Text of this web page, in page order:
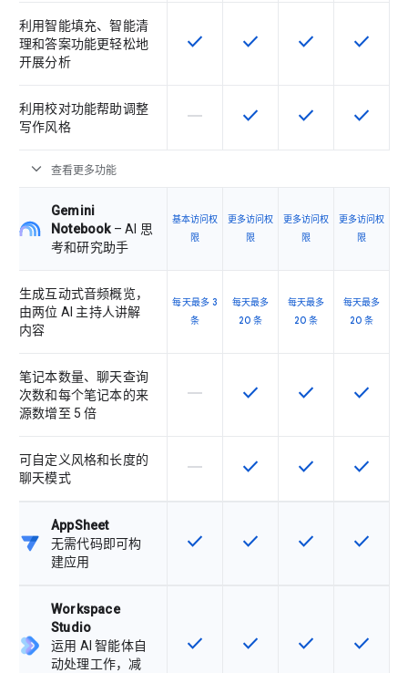
利用智能填充、智能清
理和答案功能更轻松地
开展分析
该 SKU 提供此功能
check 该 SKU 提供此功能
check 该 SKU 提供此功
check 该 SKU
check
利用校对功能帮助调整
写作风格
该 SKU 不支持此功能
horizontal_rule 该 SKU 提供此功能
check 该 SKU 提供此功
check 该 SKU
check
expand_more 查看更多功能
Gemini
Notebook– AI 思
考和研究助手
基本访问权
限
更多访问权
限
更多访问权
限
更多访问权
限
生成互动式音频概览，
由两位 AI 主持人讲解
内容
每天最多 3
条
每天最多
20 条
每天最多
20 条
每天最多
20 条
笔记本数量、聊天查询
次数和每个笔记本的来
源数增至 5 倍
该 SKU 不支持此功能
horizontal_rule 该 SKU 提供此功能
check 该 SKU 提供此功
check 该 SKU
check
可自定义风格和长度的
聊天模式
该 SKU 不支持此功能
horizontal_rule 该 SKU 提供此功能
check 该 SKU 提供此功
check 该 SKU
check
AppSheet
无需代码即可构
建应用
该 SKU 提供此功能
check 该 SKU 提供此功能
check 该 SKU 提供此功
check 该 SKU
check
Workspace
Studio
运用 AI 智能体自
动处理工作，减
该 SKU 提供此功能
check 该 SKU 提供此功能
check 该 SKU 提供此功
check 该 SKU
check